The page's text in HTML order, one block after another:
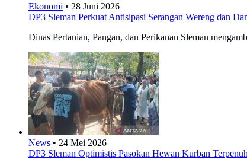
Ekonomi • 28 Juni 2026
DP3 Sleman Perkuat Antisipasi Serangan Wereng dan
Dinas Pertanian, Pangan, dan Perikanan Sleman
News • 24 Mei 2026
DP3 Sleman Optimistis Pasokan Hewan Kurban